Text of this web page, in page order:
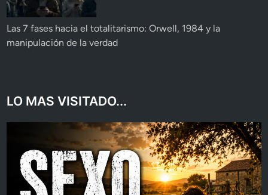
Las 7 fases hacia el totalitarismo: Orwell, 1984 y la
manipulación de la verdad
LO MAS VISITADO...